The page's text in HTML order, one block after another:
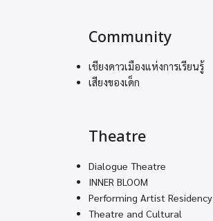
Community
เชียงดาวเมืองแห่งการเรียนรู้
เสียงของเด็ก
Theatre
Dialogue Theatre
INNER BLOOM
Performing Artist Residency
Theatre and Cultural